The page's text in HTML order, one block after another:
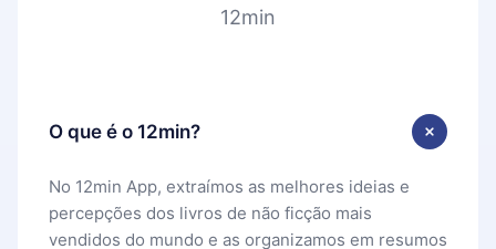
12min
O que é o 12min?
No 12min App, extraímos as melhores ideias e
percepções dos livros de não ficção mais
vendidos do mundo e as organizamos em resumos